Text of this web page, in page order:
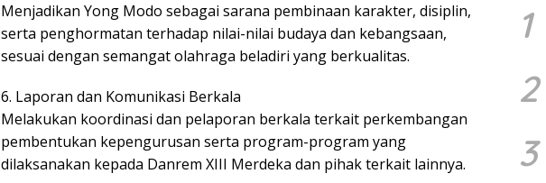
Menjadikan Yong Modo sebagai sarana pembinaan karakter, disiplin,
serta penghormatan terhadap nilai-nilai budaya dan kebangsaan,
sesuai dengan semangat olahraga beladiri yang berkualitas.
6. Laporan dan Komunikasi Berkala
Melakukan koordinasi dan pelaporan berkala terkait perkembangan
pembentukan kepengurusan serta program-program yang
dilaksanakan kepada Danrem XIII Merdeka dan pihak terkait lainnya.
1
2
3